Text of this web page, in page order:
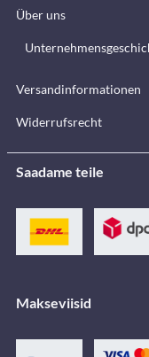
Über uns
Versandinformationen
Widerrufsrecht
Saadame teile
Makseviisid